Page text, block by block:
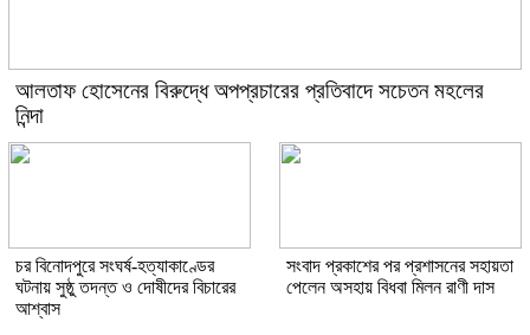
আলতাফ হোসেনের বিরুদ্ধে অপপ্রচারের প্রতিবাদে সচেতন মহলের
নিন্দা
চর বিনোদপুরে সংঘর্ষ-হত্যাকাণ্ডের
ঘটনায় সুষ্ঠু তদন্ত ও দোষীদের বিচারের
আশ্বাস
সংবাদ প্রকাশের পর প্রশাসনের সহায়তা
পেলেন অসহায় বিধবা মিলন রাণী দাস